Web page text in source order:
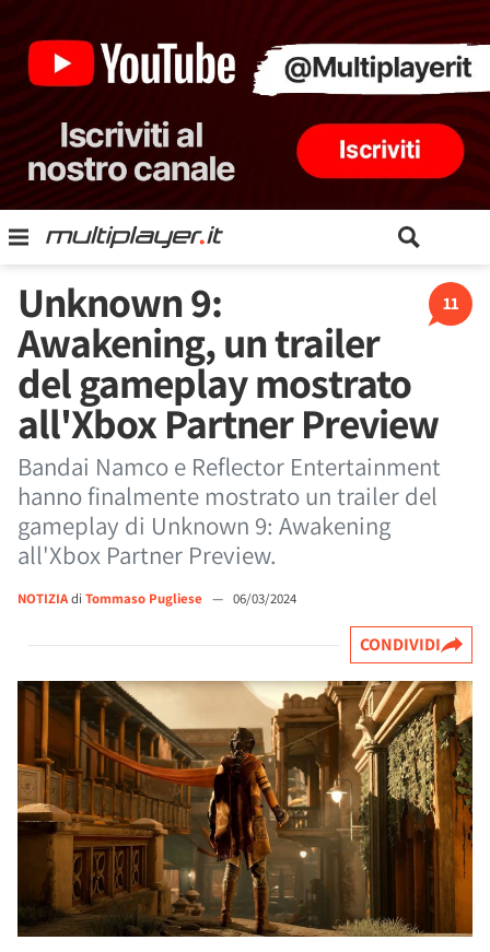
11
Unknown 9:
Awakening, un trailer
del gameplay mostrato
all'Xbox Partner Preview
Bandai Namco e Reflector Entertainment
hanno finalmente mostrato un trailer del
gameplay di Unknown 9: Awakening
all'Xbox Partner Preview.
NOTIZIAdi Tommaso Pugliese — 06/03/2024
CONDIVIDI